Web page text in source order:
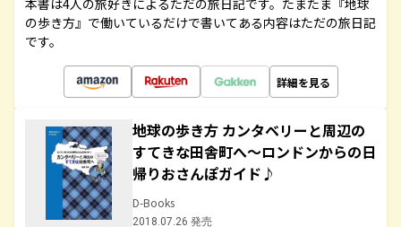
本書は4人の旅好きによるただの旅日記です。たまたま『地球
の歩き方』で働いているだけで書いてある内容はただの旅日記
です。
詳細を見る
地球の歩き方 カンタベリーと周辺の
すてきな田舎町へ～ロンドンからの日
帰りおさんぽガイド♪
D-Books
2018.07.26 発売